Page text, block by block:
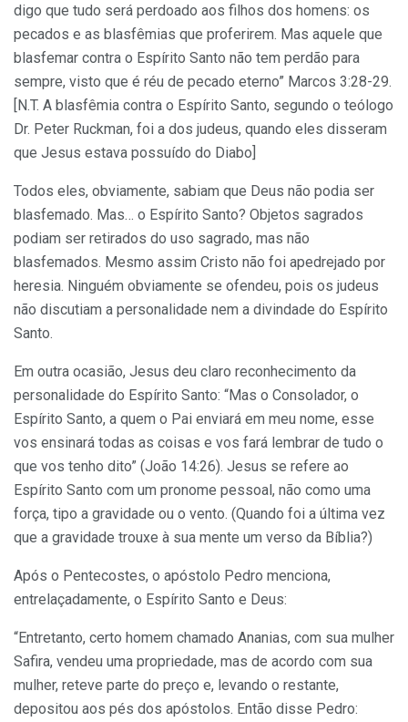
digo que tudo será perdoado aos filhos dos homens: os
pecados e as blasfêmias que proferirem. Mas aquele que
blasfemar contra o Espírito Santo não tem perdão para
sempre, visto que é réu de pecado eterno” Marcos 3:28-29.
[N.T. A blasfêmia contra o Espírito Santo, segundo o teólogo
Dr. Peter Ruckman, foi a dos judeus, quando eles disseram
que Jesus estava possuído do Diabo]
Todos eles, obviamente, sabiam que Deus não podia ser
blasfemado. Mas… o Espírito Santo? Objetos sagrados
podiam ser retirados do uso sagrado, mas não
blasfemados. Mesmo assim Cristo não foi apedrejado por
heresia. Ninguém obviamente se ofendeu, pois os judeus
não discutiam a personalidade nem a divindade do Espírito
Santo.
Em outra ocasião, Jesus deu claro reconhecimento da
personalidade do Espírito Santo: “Mas o Consolador, o
Espírito Santo, a quem o Pai enviará em meu nome, esse
vos ensinará todas as coisas e vos fará lembrar de tudo o
que vos tenho dito” (João 14:26). Jesus se refere ao
Espírito Santo com um pronome pessoal, não como uma
força, tipo a gravidade ou o vento. (Quando foi a última vez
que a gravidade trouxe à sua mente um verso da Bíblia?)
Após o Pentecostes, o apóstolo Pedro menciona,
entrelaçadamente, o Espírito Santo e Deus:
“Entretanto, certo homem chamado Ananias, com sua mulher
Safira, vendeu uma propriedade, mas de acordo com sua
mulher, reteve parte do preço e, levando o restante,
depositou aos pés dos apóstolos. Então disse Pedro: